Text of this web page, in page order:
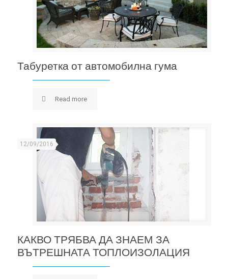
Табуретка от автомобилна гума
Read more
ТОПЛОИЗОЛАЦИЯ
12/09/2016
КАКВО ТРЯБВА ДА ЗНАЕМ ЗА
ВЪТРЕШНАТА ТОПЛОИЗОЛАЦИЯ